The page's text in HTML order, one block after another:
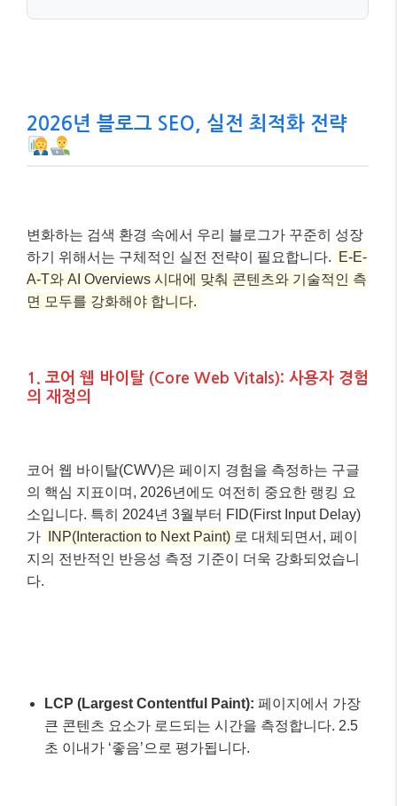
2026년 블로그 SEO, 실전 최적화 전략
변화하는 검색 환경 속에서 우리 블로그가 꾸준히 성장
하기 위해서는 구체적인 실전 전략이 필요합니다.
E-E-
A-T와 AI Overviews 시대에 맞춰 콘텐츠와 기술적인 측
면 모두를 강화해야 합니다.
1. 코어 웹 바이탈 (Core Web Vitals): 사용자 경험
의 재정의
코어 웹 바이탈(CWV)은 페이지 경험을 측정하는 구글
의 핵심 지표이며, 2026년에도 여전히 중요한 랭킹 요
소입니다. 특히 2024년 3월부터 FID(First Input Delay)
가
INP(Interaction to Next Paint) 로 대체되면서, 페이
지의 전반적인 반응성 측정 기준이 더욱 강화되었습니
다.
LCP (Largest Contentful Paint): 페이지에서 가장
큰 콘텐츠 요소가 로드되는 시간을 측정합니다. 2.5
초 이내가 ‘좋음’으로 평가됩니다.